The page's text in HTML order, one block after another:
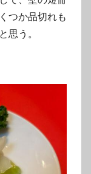
つか品切れも
思う。